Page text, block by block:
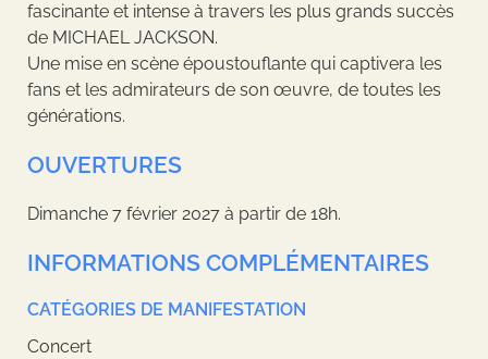
fascinante et intense à travers les plus grands succès
de MICHAEL JACKSON.
Une mise en scène époustouflante qui captivera les
fans et les admirateurs de son œuvre, de toutes les
générations.
OUVERTURES
Dimanche 7 février 2027 à partir de 18h.
INFORMATIONS COMPLÉMENTAIRES
CATÉGORIES DE MANIFESTATION
Concert